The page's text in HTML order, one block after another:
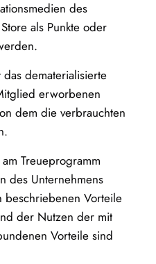
des
als Punkte oder
das dematerialisierte
erworbenen
dem die verbrauchten
Treueprogramm
des Unternehmens
beschriebenen Vorteile
der Nutzen der mit
Vorteile sind